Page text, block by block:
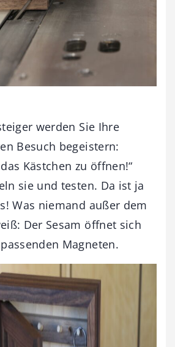
werden Sie Ihre
Besuch begeistern:
Kästchen zu öffnen!“
sie und testen. Da ist ja
Was niemand außer dem
Der Sesam öffnet sich
Magneten.